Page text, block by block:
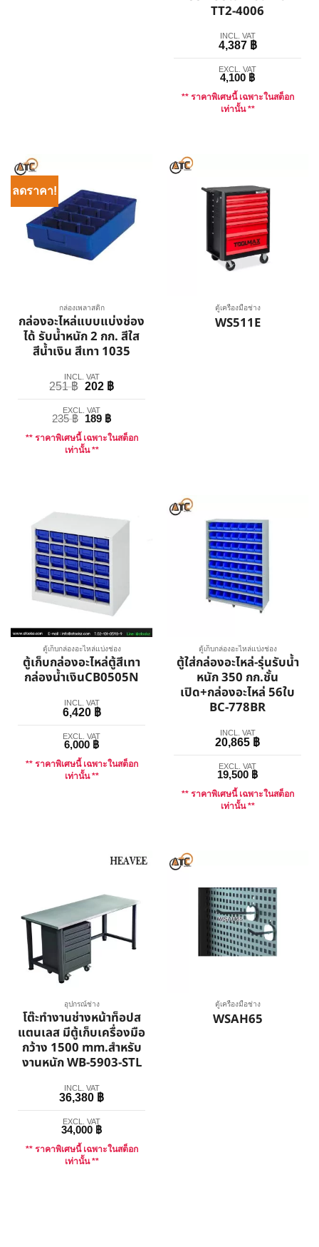
TT2-4006
INCL. VAT
4,387 ฿
EXCL. VAT
4,100 ฿
** ราคาพิเศษนี้ เฉพาะในสต็อก
เท่านั้น **
ลดราคา!
กล่องเพลาสติก
กล่องอะไหล่แบบแบ่งช่อง
ได้ รับน้ำหนัก 2 กก. สีใส
สีน้ำเงิน สีเทา 1035
INCL. VAT
251฿ 202 ฿
EXCL. VAT
235฿ 189 ฿
** ราคาพิเศษนี้ เฉพาะในสต็อก
เท่านั้น **
ตู้เครื่องมือช่าง
WS511E
ตู้เก็บกล่องอะไหล่แบ่งช่อง
ตู้เก็บกล่องอะไหล่ตู้สีเทา
กล่องน้ำเงินCB0505N
INCL. VAT
6,420 ฿
EXCL. VAT
6,000 ฿
** ราคาพิเศษนี้ เฉพาะในสต็อก
เท่านั้น **
ตู้เก็บกล่องอะไหล่แบ่งช่อง
ตู้ใส่กล่องอะไหล่-รุ่นรับน้ำ
หนัก 350 กก.ชั้น
เปิด+กล่องอะไหล่ 56ใบ
BC-778BR
INCL. VAT
20,865 ฿
EXCL. VAT
19,500 ฿
** ราคาพิเศษนี้ เฉพาะในสต็อก
เท่านั้น **
อุปกรณ์ช่าง
โต๊ะทำงานช่างหน้าท็อปส
แตนเลส มีตู้เก็บเครื่องมือ
กว้าง 1500 mm.สำหรับ
งานหนัก WB-5903-STL
INCL. VAT
36,380 ฿
EXCL. VAT
34,000 ฿
** ราคาพิเศษนี้ เฉพาะในสต็อก
เท่านั้น **
ตู้เครื่องมือช่าง
WSAH65